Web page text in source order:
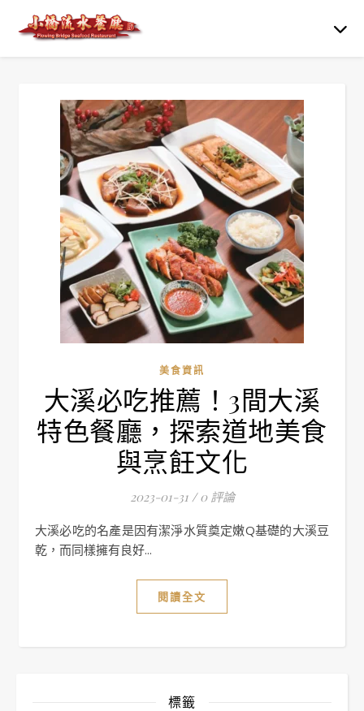
美食資訊
大溪必吃推薦！3間大溪
特色餐廳，探索道地美食
與烹飪文化
2023-01-31 / 0 評論
大溪必吃的名產是因有潔淨水質奠定嫩Q基礎的大溪豆
乾，而同樣擁有良好...
閱讀全文
標籤